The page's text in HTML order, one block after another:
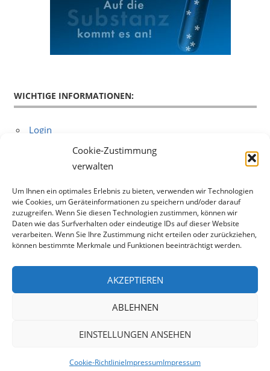
Cookie-Zustimmung
verwalten
Um Ihnen ein optimales Erlebnis zu bieten, verwenden wir Technologien
wie Cookies, um Geräteinformationen zu speichern und/oder darauf
zuzugreifen. Wenn Sie diesen Technologien zustimmen, können wir
Daten wie das Surfverhalten oder eindeutige IDs auf dieser Website
verarbeiten. Wenn Sie Ihre Zustimmung nicht erteilen oder zurückziehen,
können bestimmte Merkmale und Funktionen beeinträchtigt werden.
AKZEPTIEREN
ABLEHNEN
EINSTELLUNGEN ANSEHEN
Cookie-RichtlinieImpressumImpressum
WICHTIGE INFORMATIONEN:
Login
DER SCHNELLE KONTAKT:
Steuerberater
Detlef Schaible
tel.: 0 70 33 – 5 47 75
info@schaible-steuerberater.de
WordPress Theme: Beetle by ThemeZee.